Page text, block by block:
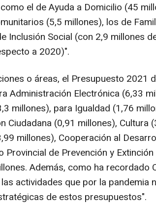
el de Ayuda a Domicilio (45
(5,5 millones), los de
Inclusión Social (con 2,9 millones
a 2020)".
o áreas, el Presupuesto 2021
Administración Electrónica (6,33
millones), para Igualdad (1,76
Ciudadana (0,91 millones), Cultura
millones), Cooperación al
Provincial de Prevención y
Además, como ha recordado
actividades que por la pandemia
de estos presupuestos".